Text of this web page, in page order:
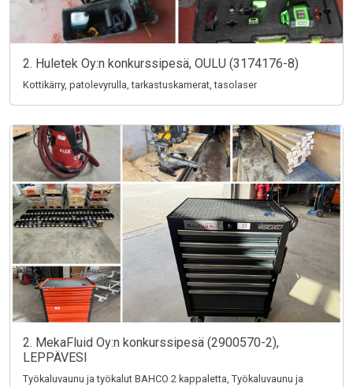
2. Huletek Oy:n konkurssipesä, OULU (3174176-8)
Kottikärry, patolevyrulla, tarkastuskamerat, tasolaser
2. MekaFluid Oy:n konkurssipesä (2900570-2),
LEPPÄVESI
Työkaluvaunu ja työkalut BAHCO 2 kappaletta, Työkaluvaunu ja